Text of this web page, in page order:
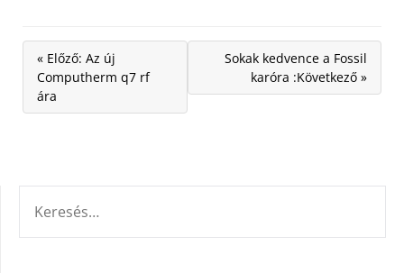
« Előző: Az új
Computherm q7 rf
ára
Sokak kedvence a Fossil
karóra :Következő »